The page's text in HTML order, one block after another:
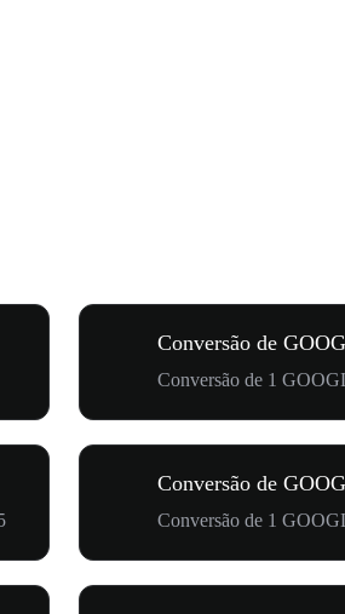
Conversão de
Conversão de 1
Conversão de
Conversão de 1